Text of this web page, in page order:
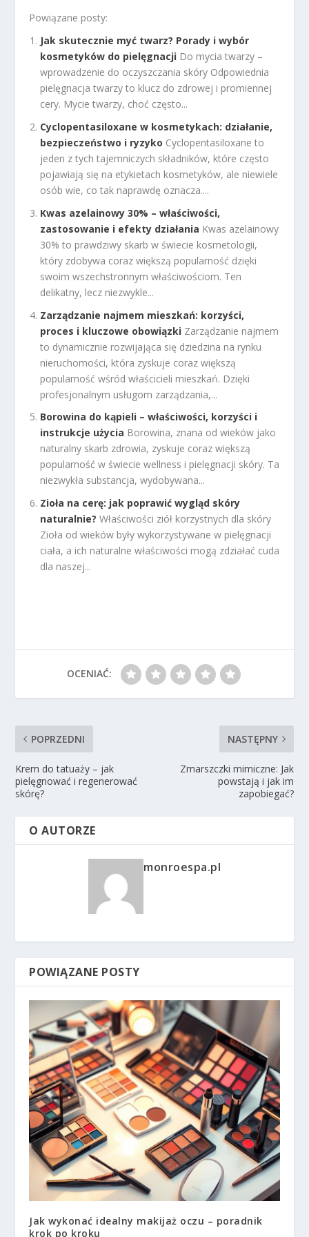
Powiązane posty:
Jak skutecznie myć twarz? Porady i wybór
kosmetyków do pielęgnacji Do mycia twarzy –
wprowadzenie do oczyszczania skóry Odpowiednia
pielęgnacja twarzy to klucz do zdrowej i promiennej
cery. Mycie twarzy, choć często...
Cyclopentasiloxane w kosmetykach: działanie,
bezpieczeństwo i ryzyko Cyclopentasiloxane to
jeden z tych tajemniczych składników, które często
pojawiają się na etykietach kosmetyków, ale niewiele
osób wie, co tak naprawdę oznacza....
Kwas azelainowy 30% – właściwości,
zastosowanie i efekty działania Kwas azelainowy
30% to prawdziwy skarb w świecie kosmetologii,
który zdobywa coraz większą popularność dzięki
swoim wszechstronnym właściwościom. Ten
delikatny, lecz niezwykle...
Zarządzanie najmem mieszkań: korzyści,
proces i kluczowe obowiązki Zarządzanie najmem
to dynamicznie rozwijająca się dziedzina na rynku
nieruchomości, która zyskuje coraz większą
popularność wśród właścicieli mieszkań. Dzięki
profesjonalnym usługom zarządzania,...
Borowina do kąpieli – właściwości, korzyści i
instrukcje użycia Borowina, znana od wieków jako
naturalny skarb zdrowia, zyskuje coraz większą
popularność w świecie wellness i pielęgnacji skóry. Ta
niezwykła substancja, wydobywana...
Zioła na cerę: jak poprawić wygląd skóry
naturalnie? Właściwości ziół korzystnych dla skóry
Zioła od wieków były wykorzystywane w pielęgnacji
ciała, a ich naturalne właściwości mogą zdziałać cuda
dla naszej...
OCENIAĆ:
POPRZEDNI
Krem do tatuaży – jak
pielęgnować i regenerować
skórę?
NASTĘPNY
Zmarszczki mimiczne: Jak
powstają i jak im
zapobiegać?
O AUTORZE
monroespa.pl
POWIĄZANE POSTY
Jak wykonać idealny makijaż oczu – poradnik
krok po kroku